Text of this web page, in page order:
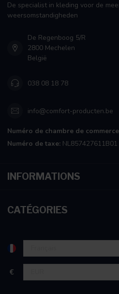
De specialist in kleding voor de
weersomstandigheden
De Regenboog 5/R
2800 Mechelen
België
038 08 18 78
info@comfort-producten.be
Numéro de chambre de
Numéro de taxe: NL857427611B01
INFORMATIONS
CATÉGORIES
€